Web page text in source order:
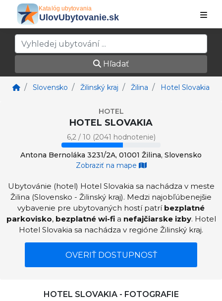
Hľadať
Slovensko Žilinský kraj Žilina Hotel Slovakia
HOTEL
HOTEL SLOVAKIA
6,2 / 10 (2041 hodnotenie)
Antona Bernoláka 3231/2A, 01001 Žilina, Slovensko
Zobraziť na mape
Ubytovánie (hotel) Hotel Slovakia sa nachádza v meste
Žilina (Slovensko - Žilinský kraj). Medzi najobľúbenejšie
vybavenie pre ubytovaných hostí patrí bezplatné
parkovisko, bezplatné wi-fia nefajčiarske izby. Hotel
Hotel Slovakia sa nachádza v regióne Žilinský kraj.
OVERIŤ DOSTUPNOSŤ
HOTEL SLOVAKIA - FOTOGRAFIE